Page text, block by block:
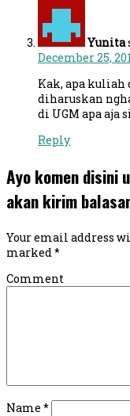
Yunita
December 25,
Kak, apa
diharuskan
di UGM apa aja
Reply
Ayo komen disini
akan kirim
Your email address
marked *
Comment
Name *